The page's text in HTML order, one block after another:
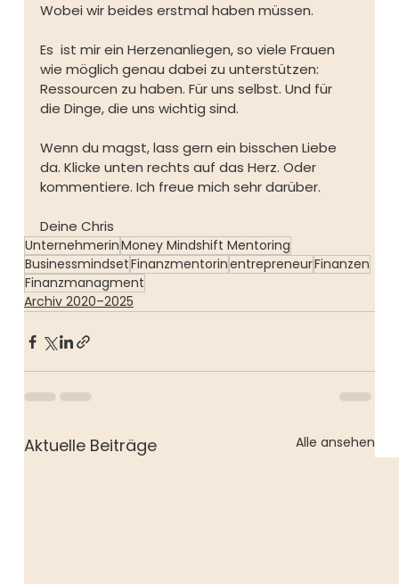
Wobei wir beides erstmal haben müssen. ⁠
Es  ist mir ein Herzenanliegen, so viele Frauen
wie möglich genau dabei zu unterstützen:
Ressourcen zu haben. Für uns selbst. Und für
die Dinge, die uns wichtig sind.⁠
Wenn du magst, lass gern ein bisschen Liebe
da. Klicke unten rechts auf das Herz. Oder
kommentiere. Ich freue mich sehr darüber.
Deine Chris⁠
UnternehmerinMoney Mindshift Mentoring
BusinessmindsetFinanzmentorinentrepreneurFinanzen
Finanzmanagment
Archiv 2020–2025
Aktuelle Beiträge Alle ansehen